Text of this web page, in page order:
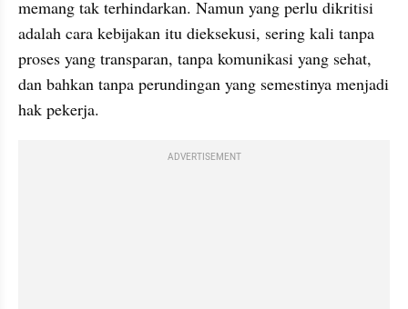
memang tak terhindarkan. Namun yang perlu dikritisi
adalah cara kebijakan itu dieksekusi, sering kali tanpa
proses yang transparan, tanpa komunikasi yang sehat,
dan bahkan tanpa perundingan yang semestinya menjadi
hak pekerja.
ADVERTISEMENT